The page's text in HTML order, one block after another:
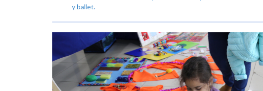
y ballet.